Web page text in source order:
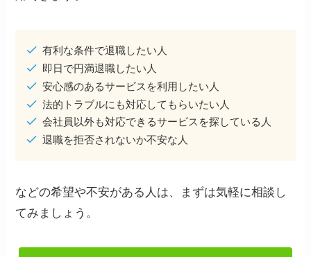
有利な条件で退職したい人
即日で円満退職したい人
安心感のあるサービスを利用したい人
法的トラブルにも対応してもらいたい人
会社員以外も対応できるサービスを探している人
退職を拒否されないか不安な人
などの希望や不安がある人は、まずは気軽に相談し
てみましょう。